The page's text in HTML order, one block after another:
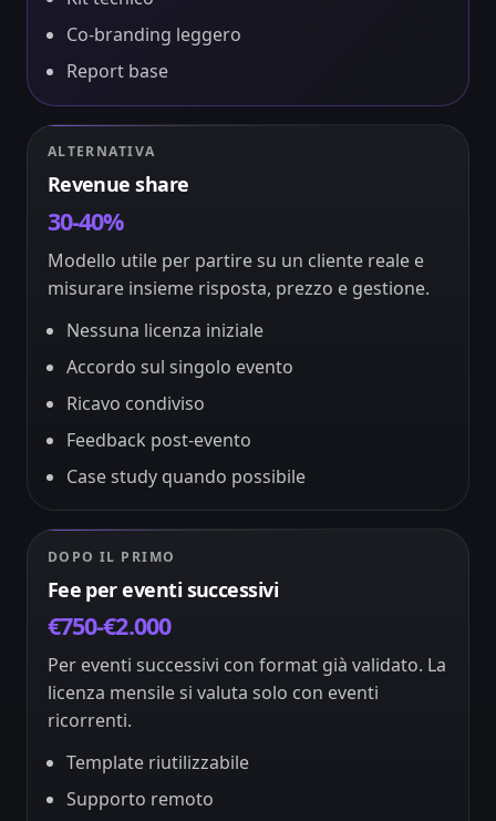
Co-branding leggero
Report base
ALTERNATIVA
Revenue share
30-40%
Modello utile per partire su un cliente reale e
misurare insieme risposta, prezzo e gestione.
Nessuna licenza iniziale
Accordo sul singolo evento
Ricavo condiviso
Feedback post-evento
Case study quando possibile
DOPO IL PRIMO
Fee per eventi successivi
€750-€2.000
Per eventi successivi con format già validato. La
licenza mensile si valuta solo con eventi
ricorrenti.
Template riutilizzabile
Supporto remoto